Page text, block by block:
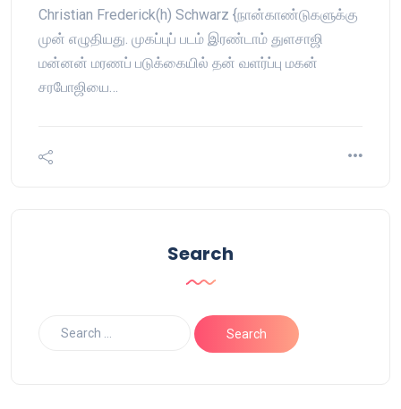
Christian Frederick(h) Schwarz {நான்காண்டுகளுக்கு
முன் எழுதியது. முகப்புப் படம் இரண்டாம் துளசாஜி
மன்னன் மரணப் படுக்கையில் தன் வளர்ப்பு மகன்
சரபோஜியை…
Search